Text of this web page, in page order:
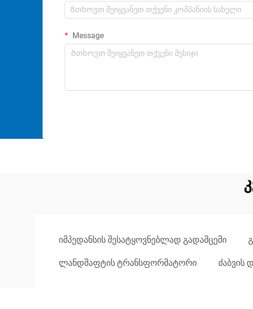
Message
იმპედანსის შესატყოვნებლად გადამცემი
ლანდშაფტის ტრანსფორმატორი ძაბვის